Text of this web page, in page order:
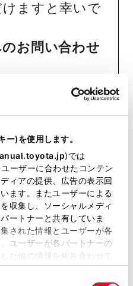
)を使用します。
)では
ーザーに合わせたコンテン
ィアの提供、広告の表示回
ます。またユーザーによる
収集し、ソーシャルメディ
ートナーと共有していま
された情報とユーザーが各
ユーザーが各パートナーの
た他の情報を組み合わせて
ブサイトの使用を続行する
ますと幸いで
お問い合わせ
お問い合わせ
（車検証）をご
ムーズな対応
報はこちら